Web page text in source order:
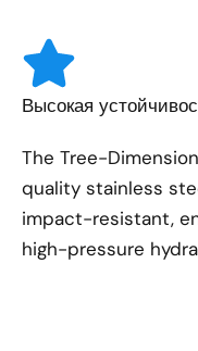
Высокая
The Tree-
quality stainless
impact-resistant,
high-pressure